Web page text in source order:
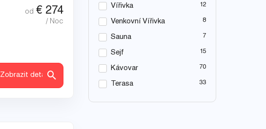
od € 274
/ Noc
Zobrazit detaily
Vířivka 12
Venkovní Vířivka 8
Sauna 7
Sejf 15
Kávovar 70
Terasa 33